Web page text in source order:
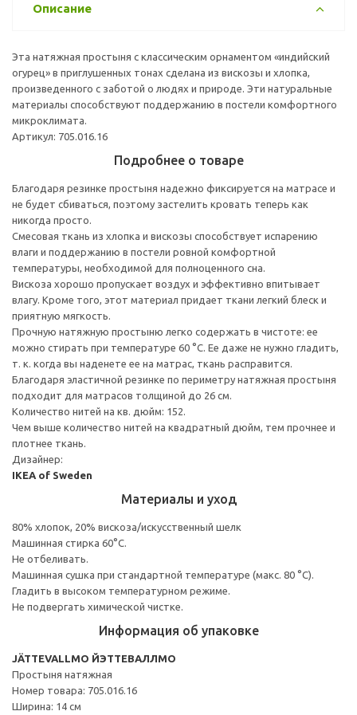
Описание
Эта натяжная простыня с классическим орнаментом «индийский
огурец» в приглушенных тонах сделана из вискозы и хлопка,
произведенного с заботой о людях и природе. Эти натуральные
материалы способствуют поддержанию в постели комфортного
микроклимата.
Артикул: 705.016.16
Подробнее о товаре
Благодаря резинке простыня надежно фиксируется на матрасе и
не будет сбиваться, поэтому застелить кровать теперь как
никогда просто.
Смесовая ткань из хлопка и вискозы способствует испарению
влаги и поддержанию в постели ровной комфортной
температуры, необходимой для полноценного сна.
Вискоза хорошо пропускает воздух и эффективно впитывает
влагу. Кроме того, этот материал придает ткани легкий блеск и
приятную мягкость.
Прочную натяжную простыню легко содержать в чистоте: ее
можно стирать при температуре 60 °C. Ее даже не нужно гладить,
т. к. когда вы наденете ее на матрас, ткань расправится.
Благодаря эластичной резинке по периметру натяжная простыня
подходит для матрасов толщиной до 26 см.
Количество нитей на кв. дюйм: 152.
Чем выше количество нитей на квадратный дюйм, тем прочнее и
плотнее ткань.
Дизайнер:
IKEA of Sweden
Материалы и уход
80% хлопок, 20% вискоза/искусственный шелк
Машинная стирка 60°С.
Не отбеливать.
Машинная сушка при стандартной температуре (макс. 80 °C).
Гладить в высоком температурном режиме.
Не подвергать химической чистке.
Информация об упаковке
JÄTTEVALLMO ЙЭТТЕВАЛЛМО
Простыня натяжная
Номер товара: 705.016.16
Ширина: 14 см